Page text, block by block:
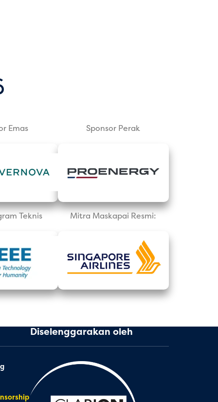
Emas Sponsor Perak
Teknis Mitra Maskapai Resmi:
Diselenggarakan oleh